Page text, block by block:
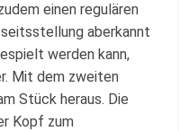
einen regulären
aberkannt
werden kann,
Mit dem zweiten
Stück heraus. Die
Kopf zum